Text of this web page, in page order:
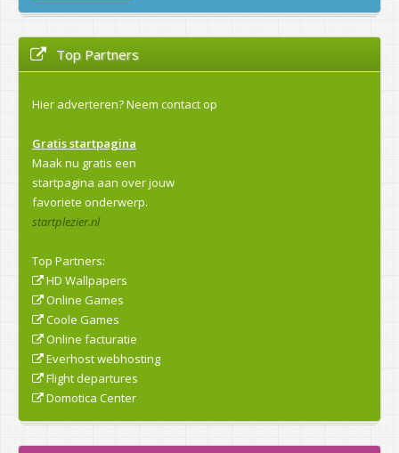
Top Partners
Hier adverteren?Neem contact op
Gratis startpagina
Maak nu gratis een
startpagina aan over jouw
favoriete onderwerp.
startplezier.nl
Top Partners:
HD Wallpapers
Online Games
Coole Games
Online facturatie
Everhost webhosting
Flight departures
Domotica Center